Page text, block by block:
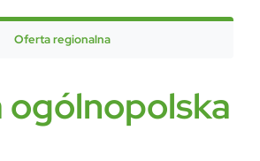
Oferta regionalna